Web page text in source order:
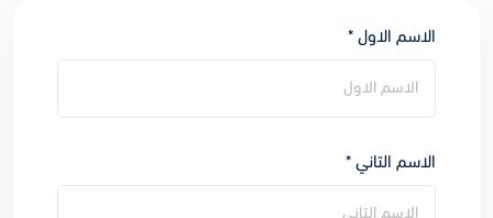
الاسم الاول *
الاسم التاني *